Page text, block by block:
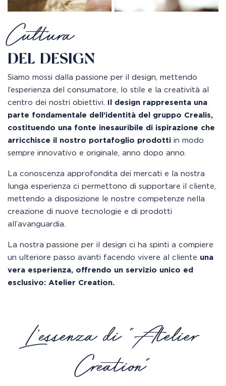
Cultura
DEL DESIGN
Siamo mossi dalla passione per il design, mettendo
l’esperienza del consumatore, lo stile e la creatività al
centro dei nostri obiettivi.
Il design rappresenta una
parte fondamentale dell’identità del gruppo Crealis,
costituendo una fonte inesauribile di ispirazione che
arricchisce il nostro portafoglio prodotti in modo
sempre innovativo e originale, anno dopo anno.
La conoscenza approfondita dei mercati e la nostra
lunga esperienza ci permettono di supportare il cliente,
mettendo a disposizione le nostre competenze nella
creazione di nuove tecnologie e di prodotti
all’avanguardia.
La nostra passione per il design ci ha spinti a compiere
un ulteriore passo avanti facendo vivere al cliente una
vera esperienza, offrendo un servizio unico ed
esclusivo: Atelier Creation.
L'essenza di "Atelier
Creation"